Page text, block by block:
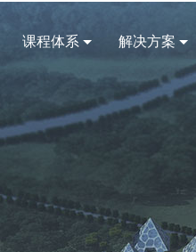
课程体系 解决方案